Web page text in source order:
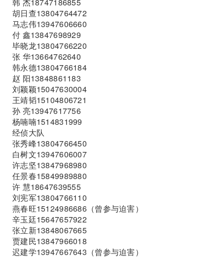
胡日查13804764472
马志伟13947606660
付 鑫13847698929
毕晓龙13804766220
张 华13664762640
韩永德13804766184
赵 阳13848861183
刘颖颖15047630004
王靖韬15104806721
孙 亮13947617756
杨喃喃1514831999
经侦大队
张秀峰13804766450
白树文13947606007
许志坚13847968980
任景春15849989880
许 慧18647639555
刘宪军13804766110
燕春旺15124986686（曾参与迫害）
辛玉廷15647657922
张立新13848067665
贾建民13847966018
迟建学13947667643（曾参与迫害）